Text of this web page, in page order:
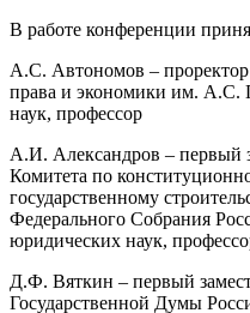
В работе конференции
А.С. Автономов –
права и экономики им. А.С.
наук, профессор
А.И. Александров – первый
Комитета по
государственному
Федерального Собрания
юридических наук,
Д.Ф. Вяткин – первый
Государственной Думы